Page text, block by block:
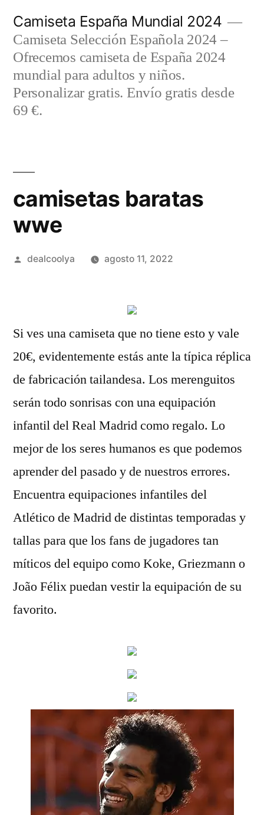
contenido
Camiseta España Mundial 2024
Camiseta Selección Española 2024 –
Ofrecemos camiseta de España 2024
mundial para adultos y niños.
Personalizar gratis. Envío gratis desde
69 €.
camisetas baratas
wwe
Publicado
dealcoolya agosto 11, 2022
Si ves una camiseta que no tiene esto y vale
20€, evidentemente estás ante la típica réplica
de fabricación tailandesa. Los merenguitos
serán todo sonrisas con una equipación
infantil del Real Madrid como regalo. Lo
mejor de los seres humanos es que podemos
aprender del pasado y de nuestros errores.
Encuentra equipaciones infantiles del
Atlético de Madrid de distintas temporadas y
tallas para que los fans de jugadores tan
míticos del equipo como Koke, Griezmann o
João Félix puedan vestir la equipación de su
favorito.